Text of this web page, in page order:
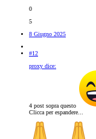
0
5
8 Giugno 2025
#12
proxy dice:
4 post sopra questo
Clicca per espandere...